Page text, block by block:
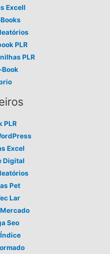
Excell
PLR
PLR
Book
PLR
Excel
Digital
Pet
Lar
Seo